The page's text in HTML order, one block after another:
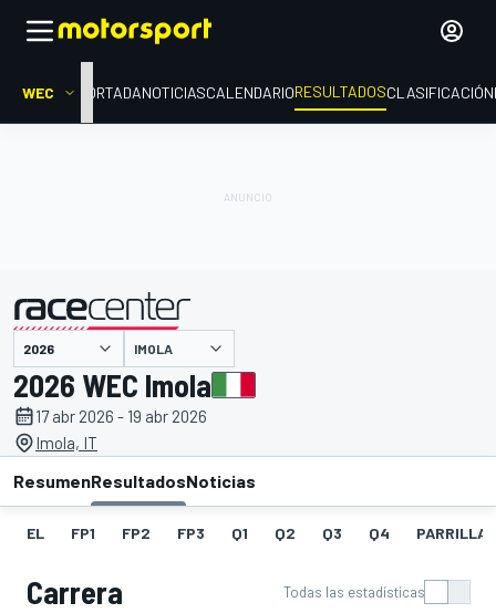
WEC PORTADANOTICIASCALENDARIORESULTADOSCLASIFICACIÓN
presentado por IMOLA
2026 WEC Imola
17 abr 2026 - 19 abr 2026
Imola, IT
ResumenResultadosNoticias
EL FP1 FP2 FP3 Q1 Q2 Q3 Q4 PARRILLA
Carrera Todas las estadísticas